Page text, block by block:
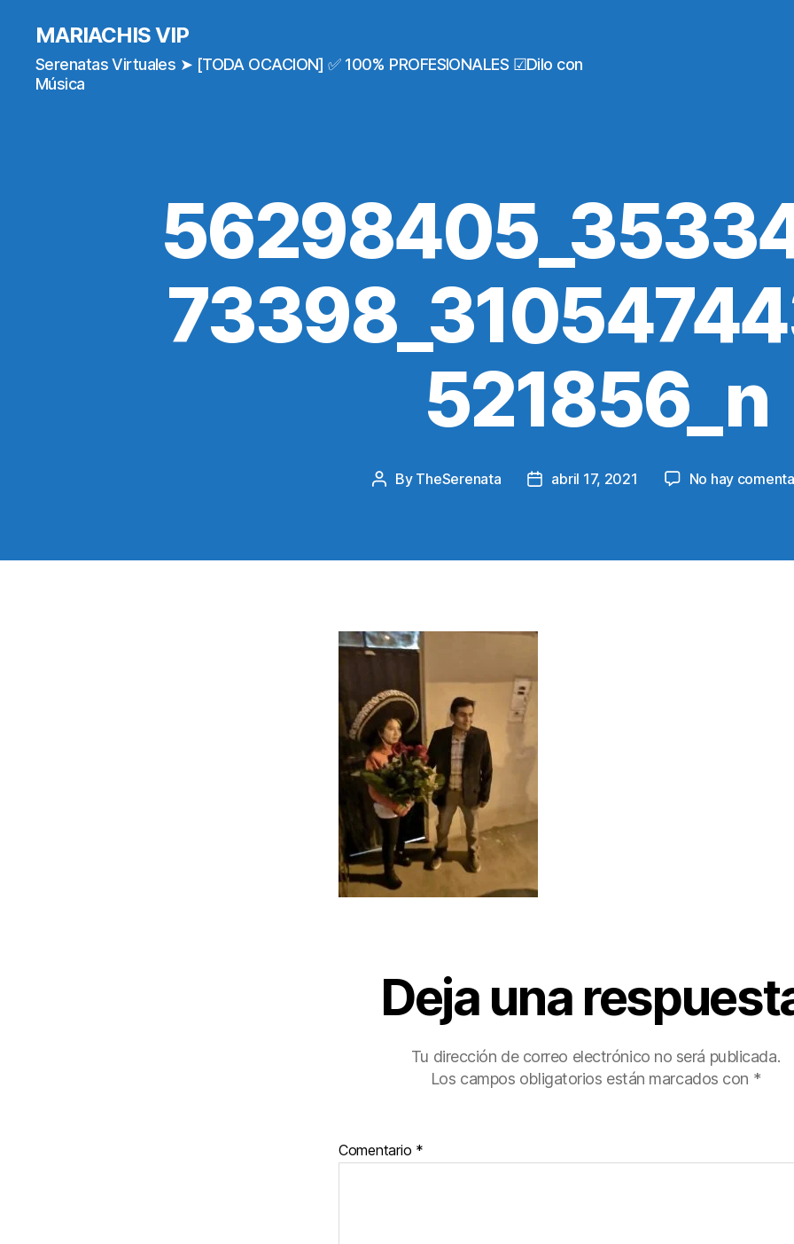
MARIACHIS VIP
Serenatas Virtuales ➤ [TODA OCACION] ✅ 100% PROFESIONALES ☑Dilo con
Música
521856_n
Post
By TheSerenata
Postabril 17, 2021 No hay
Deja una
Tu dirección de correo electrónico no será publicada.
Los campos obligatorios están marcados con *
Comentario *